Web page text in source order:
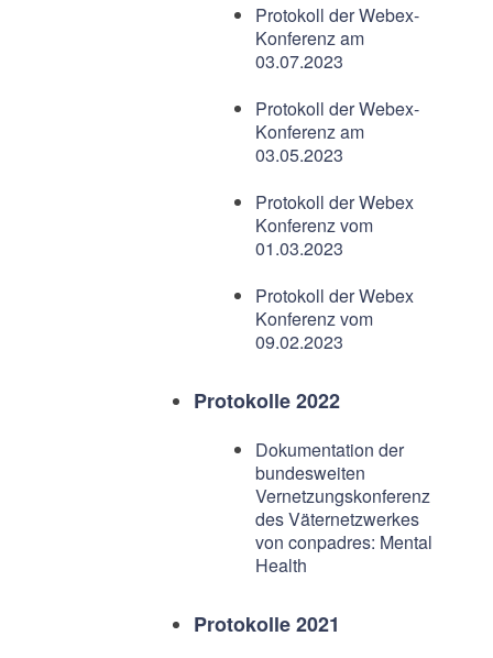
Protokoll der Webex-
Konferenz am
03.07.2023
Protokoll der Webex-
Konferenz am
03.05.2023
Protokoll der Webex
Konferenz vom
01.03.2023
Protokoll der Webex
Konferenz vom
09.02.2023
Protokolle 2022
Dokumentation der
bundesweiten
Vernetzungskonferenz
des Väternetzwerkes
von conpadres: Mental
Health
Protokolle 2021